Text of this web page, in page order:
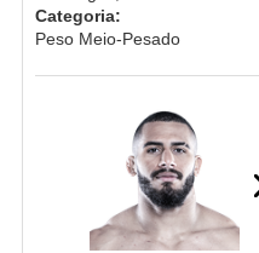
Categoria:
Peso Meio-Pesado